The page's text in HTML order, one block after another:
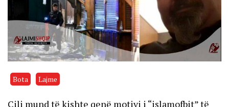
Bota Lajme
Cili mund të kishte qenë motivi i “islamofbit” të